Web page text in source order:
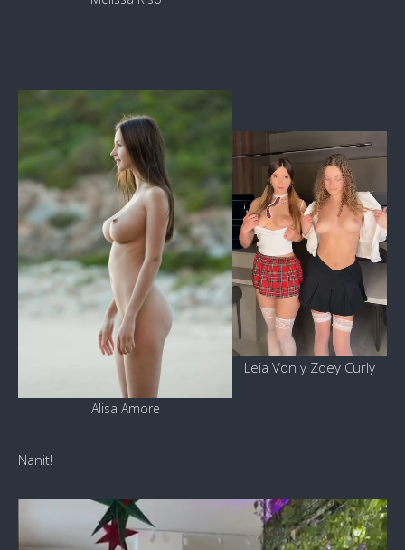
Alisa Amore
Leia Von y Zoey Curly
Nanit!